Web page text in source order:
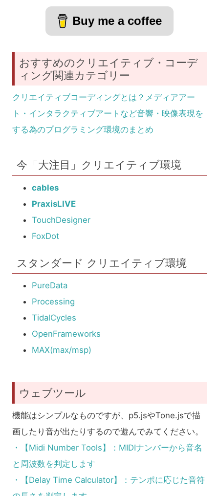
Buy me a coffee
おすすめのクリエイティブ・コーデ
ィング関連カテゴリー
クリエイティブコーディングとは？メディアアー
ト・インタラクティブアートなど音響・映像表現を
する為のプログラミング環境のまとめ
今「大注目」クリエイティブ環境
cables
PraxisLIVE
TouchDesigner
FoxDot
スタンダード クリエイティブ環境
PureData
Processing
TidalCycles
OpenFrameworks
MAX(max/msp)
ウェブツール
機能はシンプルなものですが、p5.jsやTone.jsで描
画したり音が出たりするので遊んでみてください。
・【Midi Number Tools】：MIDIナンバーから音名
と周波数を判定します
・【Delay Time Calculator】：テンポに応じた音符